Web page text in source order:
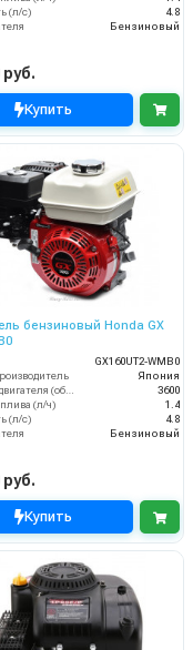
(л/с)
4.8
Бензиновый
руб.
Купить
бензиновый Honda GX
GX160UT2-WMB0
Япония
Обороты двигателя (об/мин)
3600
(л/ч)
1.4
(л/с)
4.8
Бензиновый
руб.
Купить